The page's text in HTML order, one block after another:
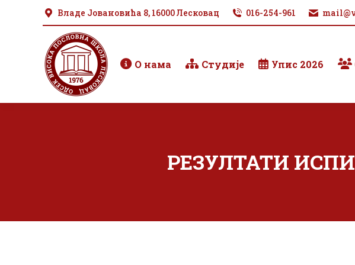
Владе Јовановића 8, 16000 Лесковац 016-254-961
О нама Студије Упис 2026
РЕЗУЛТАТИ